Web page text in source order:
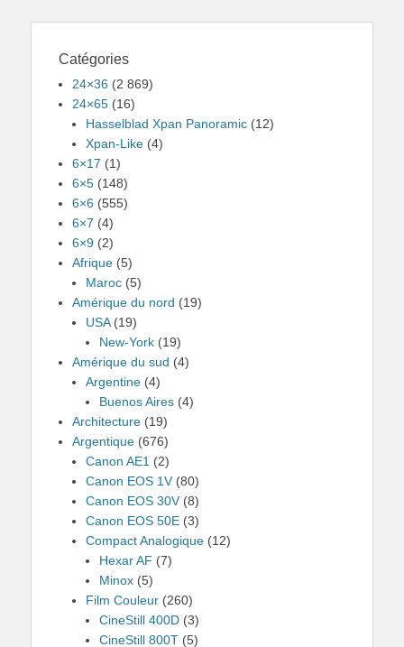
Catégories
24×36 (2 869)
24×65 (16)
Hasselblad Xpan Panoramic (12)
Xpan-Like (4)
6×17 (1)
6×5 (148)
6×6 (555)
6×7 (4)
6×9 (2)
Afrique (5)
Maroc (5)
Amérique du nord (19)
USA(19)
New-York (19)
Amérique du sud (4)
Argentine (4)
Buenos Aires (4)
Architecture (19)
Argentique (676)
Canon AE1 (2)
Canon EOS 1V (80)
Canon EOS 30V (8)
Canon EOS 50E (3)
Compact Analogique (12)
Hexar AF (7)
Minox (5)
Film Couleur (260)
CineStill 400D (3)
CineStill 800T (5)